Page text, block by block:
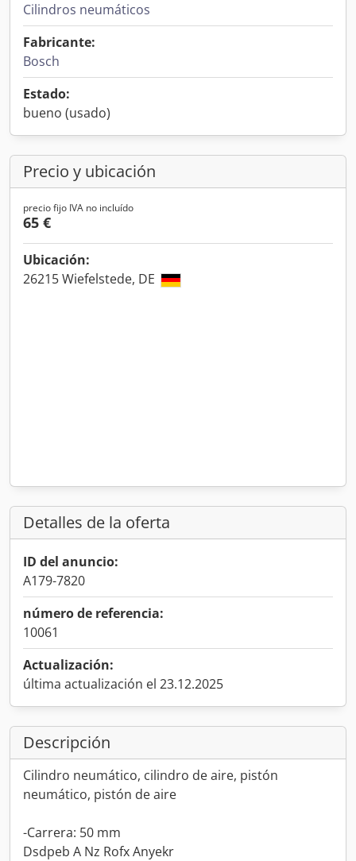
Cilindros neumáticos
Fabricante:
Bosch
Estado:
bueno (usado)
Precio y ubicación
precio fijo IVA no incluído
65 €
Ubicación:
26215 Wiefelstede, DE
Detalles de la oferta
ID del anuncio:
A179-7820
número de referencia:
10061
Actualización:
última actualización el 23.12.2025
Descripción
Cilindro neumático, cilindro de aire, pistón
neumático, pistón de aire
-Carrera: 50 mm
Dsdpeb A Nz Rofx Anyekr